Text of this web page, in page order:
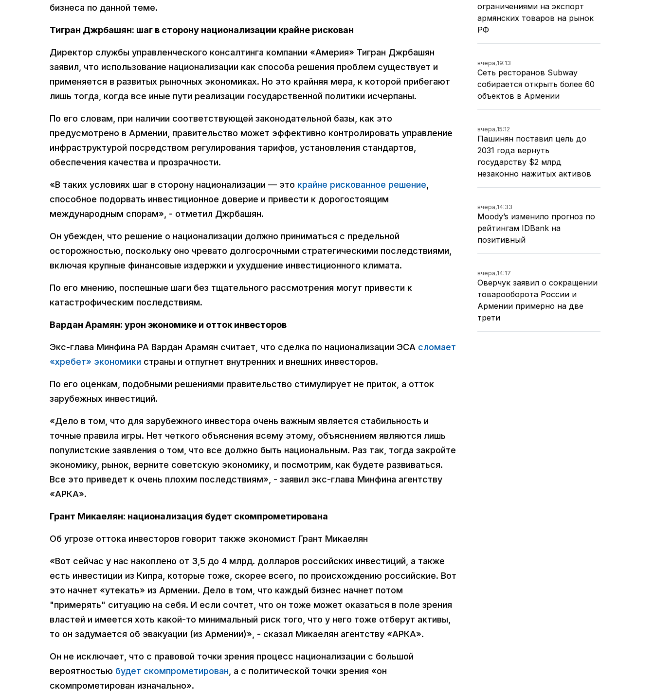
бизнеса по данной теме.
Тигран Джрбашян: шаг в сторону национализации крайне рискован
Директор службы управленческого консалтинга компании «Америя» Тигран Джрбашян
заявил, что использование национализации как способа решения проблем существует и
применяется в развитых рыночных экономиках. Но это крайняя мера, к которой прибегают
лишь тогда, когда все иные пути реализации государственной политики исчерпаны.
По его словам, при наличии соответствующей законодательной базы, как это
предусмотрено в Армении, правительство может эффективно контролировать управление
инфраструктурой посредством регулирования тарифов, установления стандартов,
обеспечения качества и прозрачности.
«В таких условиях шаг в сторону национализации — это крайне рискованное решение,
способное подорвать инвестиционное доверие и привести к дорогостоящим
международным спорам», - отметил Джрбашян.
Он убежден, что решение о национализации должно приниматься с предельной
осторожностью, поскольку оно чревато долгосрочными стратегическими последствиями,
включая крупные финансовые издержки и ухудшение инвестиционного климата.
По его мнению, поспешные шаги без тщательного рассмотрения могут привести к
катастрофическим последствиям.
Вардан Арамян: урон экономике и отток инвесторов
Экс-глава Минфина РА Вардан Арамян считает, что сделка по национализации ЭСА сломает
«хребет» экономики страны и отпугнет внутренних и внешних инвесторов.
По его оценкам, подобными решениями правительство стимулирует не приток, а отток
зарубежных инвестиций.
«Дело в том, что для зарубежного инвестора очень важным является стабильность и
точные правила игры. Нет четкого объяснения всему этому, объяснением являются лишь
популистские заявления о том, что все должно быть национальным. Раз так, тогда закройте
экономику, рынок, верните советскую экономику, и посмотрим, как будете развиваться.
Все это приведет к очень плохим последствиям», - заявил экс-глава Минфина агентству
«АРКА».
Грант Микаелян: национализация будет скомпрометирована
Об угрозе оттока инвесторов говорит также экономист Грант Микаелян
«Вот сейчас у нас накоплено от 3,5 до 4 млрд. долларов российских инвестиций, а также
есть инвестиции из Кипра, которые тоже, скорее всего, по происхождению российские. Вот
это начнет «утекать» из Армении. Дело в том, что каждый бизнес начнет потом
"примерять" ситуацию на себя. И если сочтет, что он тоже может оказаться в поле зрения
властей и имеется хоть какой-то минимальный риск того, что у него тоже отберут активы,
то он задумается об эвакуации (из Армении)», - сказал Микаелян агентству «АРКА».
Он не исключает, что с правовой точки зрения процесс национализации с большой
вероятностью будет скомпрометирован, а с политической точки зрения «он
скомпрометирован изначально».
ограничениями на экспорт
армянских товаров на рынок
РФ
вчера,19:13
Сеть ресторанов Subway
собирается открыть более 60
объектов в Армении
вчера,15:12
Пашинян поставил цель до
2031 года вернуть
государству $2 млрд
незаконно нажитых активов
вчера,14:33
Moody’s изменило прогноз по
рейтингам IDBank на
позитивный
вчера,14:17
Оверчук заявил о сокращении
товарооборота России и
Армении примерно на две
трети